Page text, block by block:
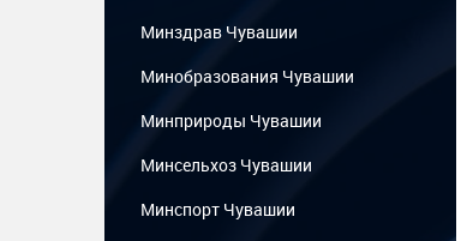
Минздрав Чувашии
Минобразования Чувашии
Минприроды Чувашии
Минсельхоз Чувашии
Минспорт Чувашии